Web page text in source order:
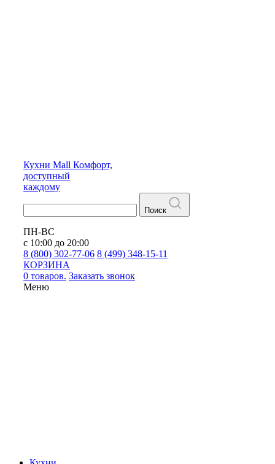
Кухни Mall Комфорт,
доступный
каждому
Поиск
ПН-ВС
с 10:00 до 20:00
8 (800) 302-77-06 8 (499) 348-15-11
КОРЗИНА
0 товаров. Заказать звонок
Меню